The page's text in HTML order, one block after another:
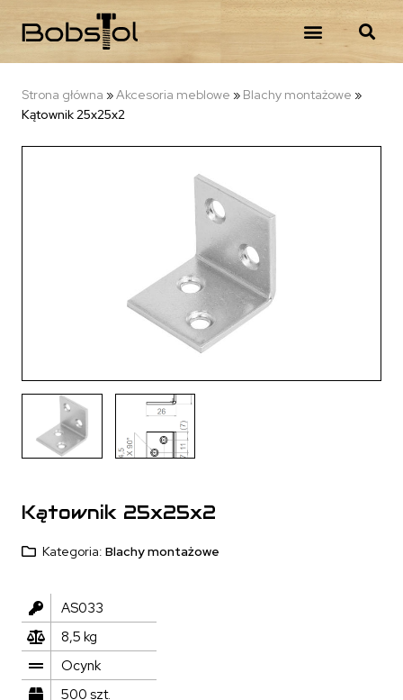
Strona główna »Akcesoria meblowe » Blachy montażowe »
Kątownik 25x25x2
Kątownik 25x25x2
Kategoria: Blachy montażowe
AS033
8,5 kg
Ocynk
500 szt.